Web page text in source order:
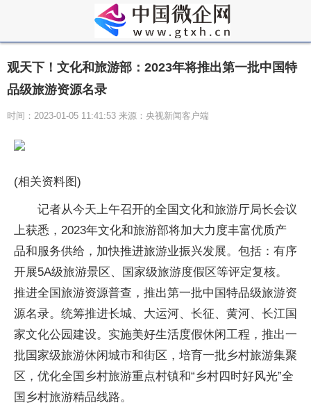
观天下！文化和旅游部：2023年将推出第一批中国特
品级旅游资源名录
时间：2023-01-05 11:41:53 来源：央视新闻客户端
(相关资料图)
记者从今天上午召开的全国文化和旅游厅局长会议
上获悉，2023年文化和旅游部将加大力度丰富优质产
品和服务供给，加快推进旅游业振兴发展。包括：有序
开展5A级旅游景区、国家级旅游度假区等评定复核。
推进全国旅游资源普查，推出第一批中国特品级旅游资
源名录。统筹推进长城、大运河、长征、黄河、长江国
家文化公园建设。实施美好生活度假休闲工程，推出一
批国家级旅游休闲城市和街区，培育一批乡村旅游集聚
区，优化全国乡村旅游重点村镇和“乡村四时好风光”全
国乡村旅游精品线路。